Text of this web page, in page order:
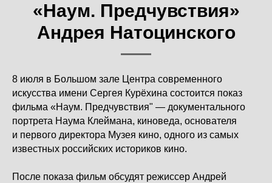
«Наум. Предчувствия»
Андрея Натоцинского
8 июля в Большом зале Центра современного
искусства имени Сергея Курёхина состоится показ
фильма «Наум. Предчувствия" — документального
портрета Наума Клеймана, киноведа, основателя
и первого директора Музея кино, одного из самых
известных российских историков кино.
После показа фильм обсудят режиссер Андрей